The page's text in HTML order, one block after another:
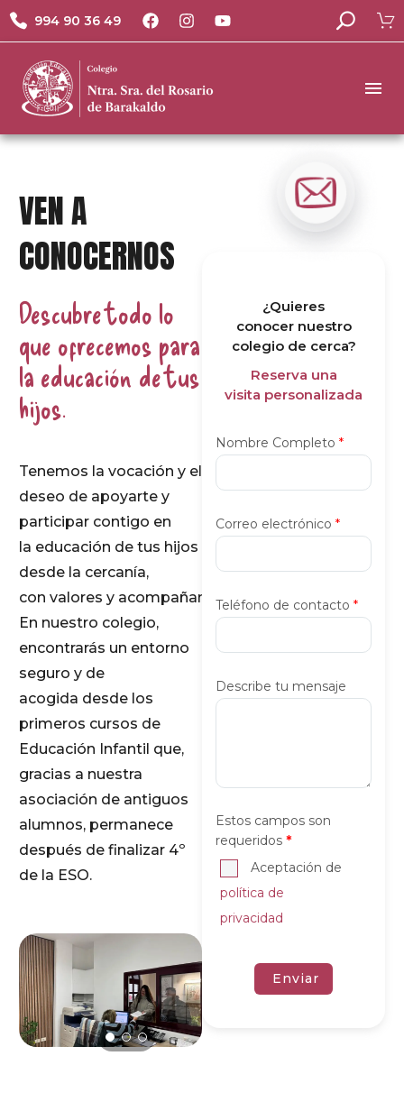
994 90 36 49
VEN A
CONOCERNOS
Descubre todo lo
que ofrecemos para
la educación de tus
hijos.
Tenemos la vocación y el
deseo de apoyarte y
participar contigo en
la educación de tus hijos
desde la cercanía,
con valores y acompañamiento.
En nuestro colegio,
encontrarás un entorno
seguro y de
acogida desde los
primeros cursos de
Educación Infantil que,
gracias a nuestra
asociación de antiguos
alumnos, permanece
después de finalizar 4º
de la ESO.
¿Quieres
conocer nuestro
colegio de cerca?
Reserva una
visita personalizada
Nombre Completo *
Correo electrónico *
Teléfono de contacto *
Describe tu mensaje
Estos campos son
requeridos *
Aceptación de
política de
privacidad